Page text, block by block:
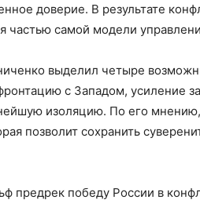
доверие. В результате
частью самой модели
выделил четыре
с Западом, усиление
изоляцию. По его
позволит сохранить
предрек победу России в